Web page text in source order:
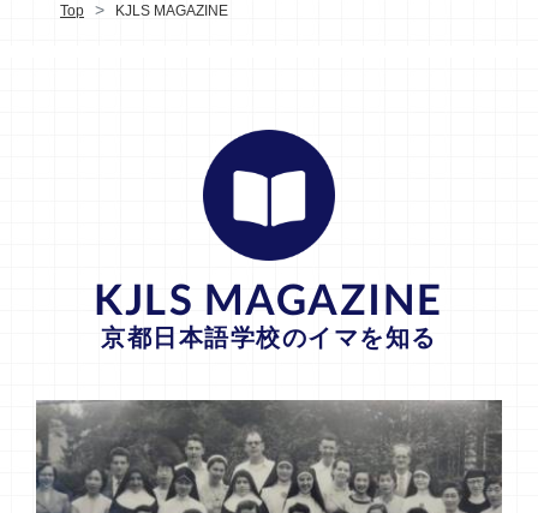
Top KJLS MAGAZINE
KJLS MAGAZINE
京都日本語学校のイマを知る